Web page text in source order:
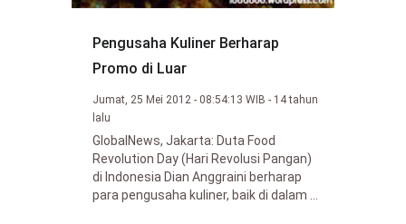
Pengusaha Kuliner Berharap
Promo di Luar
Jumat, 25 Mei 2012 - 08:54:13 WIB - 14 tahun
lalu
GlobalNews, Jakarta: Duta Food
Revolution Day (Hari Revolusi Pangan)
di Indonesia Dian Anggraini berharap
para pengusaha kuliner, baik di dalam ...